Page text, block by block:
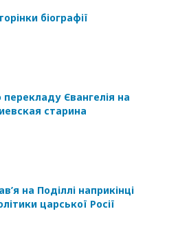
біографії
Євангелія на
старина
на Поділлі наприкінці
царської Росії